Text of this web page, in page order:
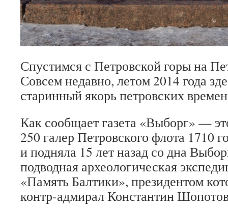
Спустимся с Петровской горы на
Совсем недавно, летом 2014 года
старинный якорь петровских
Как сообщает газета «Выборг» —
250 галер Петровского флота 1710
и подняла 15 лет назад со дна
подводная археологическая
«Память Балтики», президентом
контр-адмирал Константин